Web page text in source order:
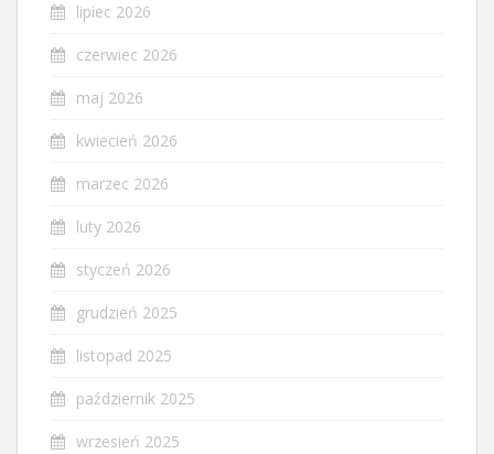
lipiec 2026
czerwiec 2026
maj 2026
kwiecień 2026
marzec 2026
luty 2026
styczeń 2026
grudzień 2025
listopad 2025
październik 2025
wrzesień 2025